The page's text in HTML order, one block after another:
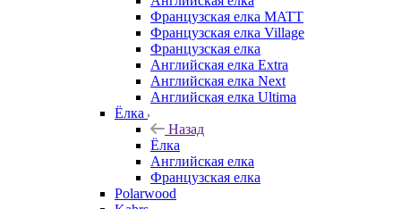
Французская елка MATT
Французская елка Village
Французская елка
Английская елка Extra
Английская елка Next
Английская елка Ultima
Ёлка
Назад
Ёлка
Английская елка
Французская елка
Polarwood